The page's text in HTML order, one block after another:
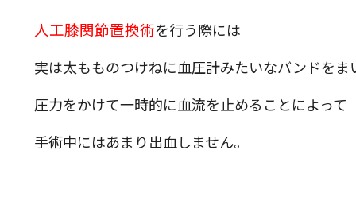
人工膝関節置換術を行う際には
実は太もものつけねに血圧計みたいなバンドをま
圧力をかけて一時的に血流を止めることによって
手術中にはあまり出血しません。